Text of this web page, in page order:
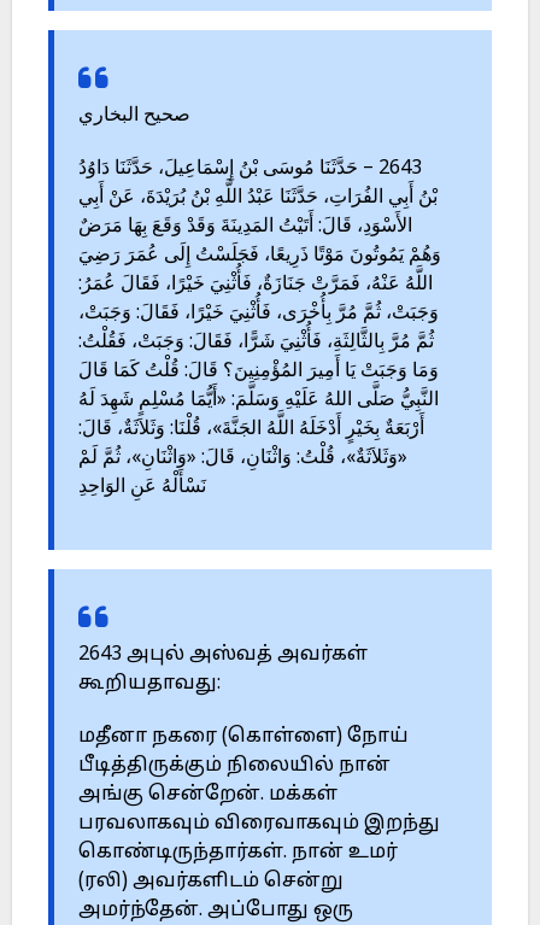
صحيح البخاري
2643 – حَدَّثَنَا مُوسَى بْنُ إِسْمَاعِيلَ، حَدَّثَنَا دَاوُدُ
بْنُ أَبِي الفُرَاتِ، حَدَّثَنَا عَبْدُ اللَّهِ بْنُ بُرَيْدَةَ، عَنْ أَبِي
الأَسْوَدِ، قَالَ: أَتَيْتُ المَدِينَةَ وَقَدْ وَقَعَ بِهَا مَرَضٌ
وَهُمْ يَمُوتُونَ مَوْتًا ذَرِيعًا، فَجَلَسْتُ إِلَى عُمَرَ رَضِيَ
اللَّهُ عَنْهُ، فَمَرَّتْ جَنَازَةٌ، فَأُثْنِيَ خَيْرًا، فَقَالَ عُمَرُ:
وَجَبَتْ، ثُمَّ مُرَّ بِأُخْرَى، فَأُثْنِيَ خَيْرًا، فَقَالَ: وَجَبَتْ،
ثُمَّ مُرَّ بِالثَّالِثَةِ، فَأُثْنِيَ شَرًّا، فَقَالَ: وَجَبَتْ، فَقُلْتُ:
وَمَا وَجَبَتْ يَا أَمِيرَ المُؤْمِنِينَ؟ قَالَ: قُلْتُ كَمَا قَالَ
النَّبِيُّ صَلَّى اللهُ عَلَيْهِ وَسَلَّمَ: «أَيُّمَا مُسْلِمٍ شَهِدَ لَهُ
أَرْبَعَةٌ بِخَيْرٍ أَدْخَلَهُ اللَّهُ الجَنَّةَ»، قُلْنَا: وَثَلاَثَةٌ، قَالَ:
«وَثَلاَثَةٌ»، قُلْتُ: وَاثْنَانِ، قَالَ: «وَاثْنَانِ»، ثُمَّ لَمْ
نَسْأَلْهُ عَنِ الوَاحِدِ
2643 அபுல் அஸ்வத் அவர்கள்
கூறியதாவது:
மதீனா நகரை (கொள்ளை) நோய்
பீடித்திருக்கும் நிலையில் நான்
அங்கு சென்றேன். மக்கள்
பரவலாகவும் விரைவாகவும் இறந்து
கொண்டிருந்தார்கள். நான் உமர்
(ரலி) அவர்களிடம் சென்று
அமர்ந்தேன். அப்போது ஒரு